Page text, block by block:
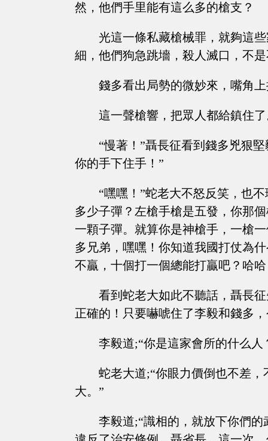
然，他們手里能有這么多的槍支？
光這一條私藏槍械罪，就夠這
細，他們狗急跳墻，殺人滅口，不
錢多看出局勢的微妙來，嘴角
這一聲槍響，把眾人都給鎮住
“慢著！”聶長征看到錢多兇狠
你的手下住手！”
“嘿嘿！”蛇老大不怒反笑，也
多少子彈？左槍手槍是五發，你那
一顆子彈。就算你是神槍手，一槍
多兄弟，嘿嘿！你知道我國打仗為
不贏，十個打一個總能打贏吧？哈哈
看到蛇老大如此不聽話，聶長
正確的！只要嚇唬住了李毅和錢多
李毅道;“你是這家會所的什么人
蛇老大道;“你眼力價倒也不差
大。”
李毅道;“識相的，就放下你們